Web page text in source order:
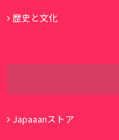
歴史と文化
Japaaanストア